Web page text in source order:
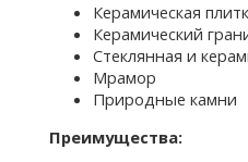
Керамическая
Керамический
Стеклянная и
Мрамор
Природные камни
Преимущества: